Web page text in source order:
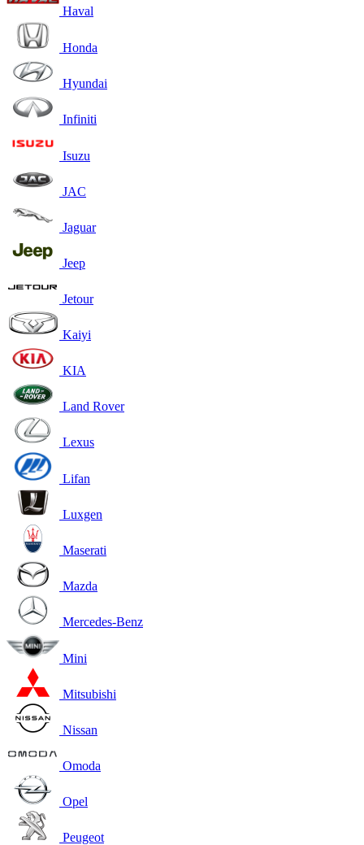
Haval
Honda
Hyundai
Infiniti
Isuzu
JAC
Jaguar
Jeep
Jetour
Kaiyi
KIA
Land Rover
Lexus
Lifan
Luxgen
Maserati
Mazda
Mercedes-Benz
Mini
Mitsubishi
Nissan
Omoda
Opel
Peugeot